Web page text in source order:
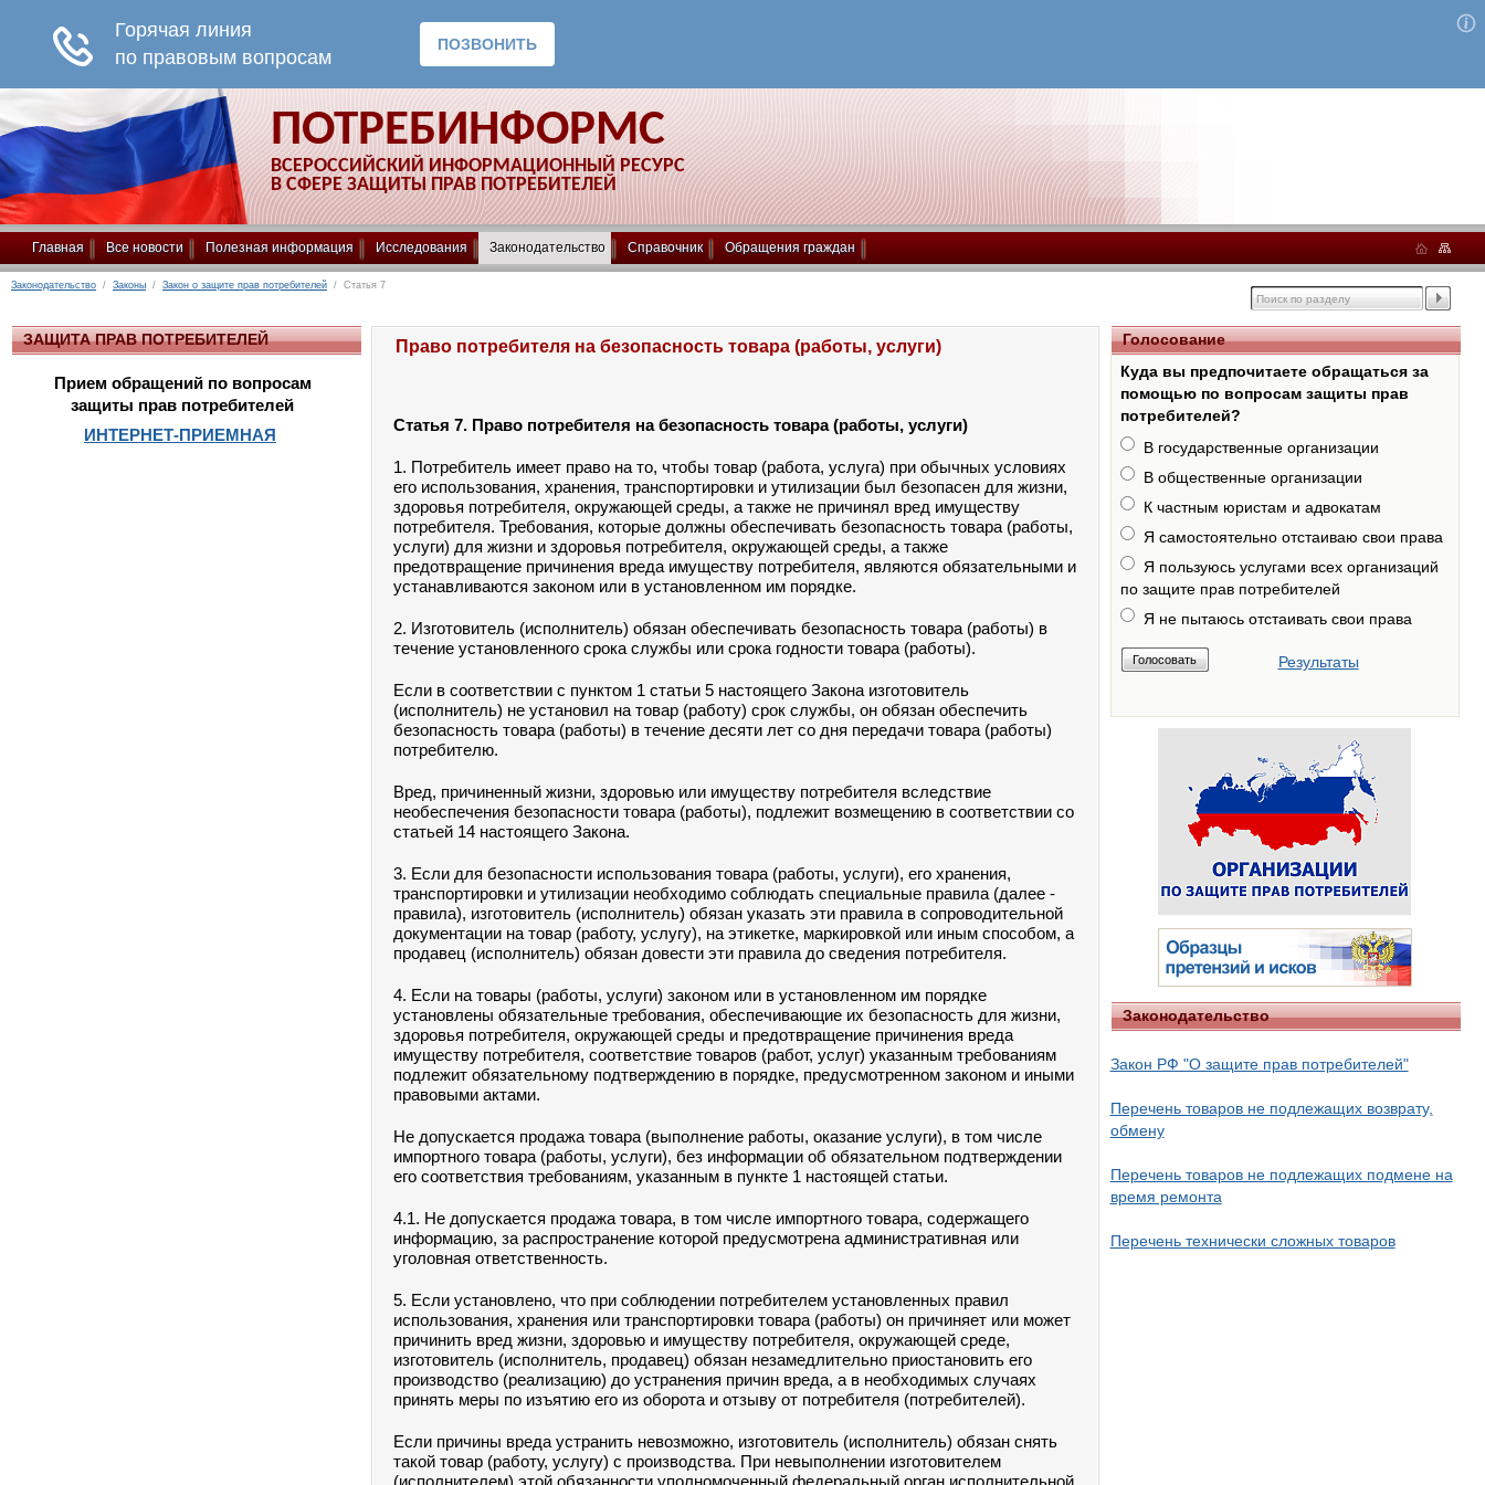
ПОТРЕБИНФОРМС
ВСЕРОССИЙСКИЙ ИНФОРМАЦИОННЫЙ РЕСУРС
В СФЕРЕ ЗАЩИТЫ ПРАВ ПОТРЕБИТЕЛЕЙ
Главная Все новости Полезная информация Исследования Законодательство Справочник Обращения граждан
Законодательство / Законы / Закон о защите прав потребителей / Статья 7
ЗАЩИТА ПРАВ ПОТРЕБИТЕЛЕЙ
Прием обращений по вопросам
защиты прав потребителей
ИНТЕРНЕТ-ПРИЕМНАЯ
Право потребителя на безопасность товара (работы, услуги)
Статья 7. Право потребителя на безопасность товара (работы, услуги)
1. Потребитель имеет право на то, чтобы товар (работа, услуга) при обычных условиях
его использования, хранения, транспортировки и утилизации был безопасен для жизни,
здоровья потребителя, окружающей среды, а также не причинял вред имуществу
потребителя. Требования, которые должны обеспечивать безопасность товара (работы,
услуги) для жизни и здоровья потребителя, окружающей среды, а также
предотвращение причинения вреда имуществу потребителя, являются обязательными и
устанавливаются законом или в установленном им порядке.
2. Изготовитель (исполнитель) обязан обеспечивать безопасность товара (работы) в
течение установленного срока службы или срока годности товара (работы).
Если в соответствии с пунктом 1 статьи 5 настоящего Закона изготовитель
(исполнитель) не установил на товар (работу) срок службы, он обязан обеспечить
безопасность товара (работы) в течение десяти лет со дня передачи товара (работы)
потребителю.
Вред, причиненный жизни, здоровью или имуществу потребителя вследствие
необеспечения безопасности товара (работы), подлежит возмещению в соответствии со
статьей 14 настоящего Закона.
3. Если для безопасности использования товара (работы, услуги), его хранения,
транспортировки и утилизации необходимо соблюдать специальные правила (далее -
правила), изготовитель (исполнитель) обязан указать эти правила в сопроводительной
документации на товар (работу, услугу), на этикетке, маркировкой или иным способом, а
продавец (исполнитель) обязан довести эти правила до сведения потребителя.
4. Если на товары (работы, услуги) законом или в установленном им порядке
установлены обязательные требования, обеспечивающие их безопасность для жизни,
здоровья потребителя, окружающей среды и предотвращение причинения вреда
имуществу потребителя, соответствие товаров (работ, услуг) указанным требованиям
подлежит обязательному подтверждению в порядке, предусмотренном законом и иными
правовыми актами.
Не допускается продажа товара (выполнение работы, оказание услуги), в том числе
импортного товара (работы, услуги), без информации об обязательном подтверждении
его соответствия требованиям, указанным в пункте 1 настоящей статьи.
4.1. Не допускается продажа товара, в том числе импортного товара, содержащего
информацию, за распространение которой предусмотрена административная или
уголовная ответственность.
5. Если установлено, что при соблюдении потребителем установленных правил
использования, хранения или транспортировки товара (работы) он причиняет или может
причинить вред жизни, здоровью и имуществу потребителя, окружающей среде,
изготовитель (исполнитель, продавец) обязан незамедлительно приостановить его
производство (реализацию) до устранения причин вреда, а в необходимых случаях
принять меры по изъятию его из оборота и отзыву от потребителя (потребителей).
Если причины вреда устранить невозможно, изготовитель (исполнитель) обязан снять
такой товар (работу, услугу) с производства. При невыполнении изготовителем
(исполнителем) этой обязанности уполномоченный федеральный орган исполнительной
Голосование
Куда вы предпочитаете обращаться за
помощью по вопросам защиты прав
потребителей?
В государственные организации
В общественные организации
К частным юристам и адвокатам
Я самостоятельно отстаиваю свои права
Я пользуюсь услугами всех организаций
по защите прав потребителей
Я не пытаюсь отстаивать свои права
Результаты
Законодательство
Закон РФ "О защите прав потребителей"
Перечень товаров не подлежащих возврату,
обмену
Перечень товаров не подлежащих подмене на
время ремонта
Перечень технически сложных товаров